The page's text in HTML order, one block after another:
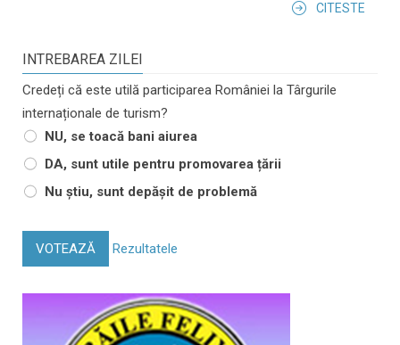
CITESTE
INTREBAREA ZILEI
Credeți că este utilă participarea României la Târgurile
internaționale de turism?
NU, se toacă bani aiurea
DA, sunt utile pentru promovarea țării
Nu știu, sunt depășit de problemă
VOTEAZĂ Rezultatele